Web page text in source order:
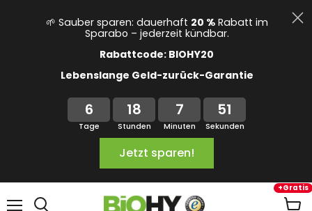
🌱 Sauber sparen: dauerhaft 20 %Rabatt im
Sparabo – jederzeit kündbar.
Rabattcode: BIOHY20
Lebenslange Geld-zurück-Garantie
6
Tage
18
Stunden
7
Minuten
50
Sekunden
Jetzt sparen!
+Gratis